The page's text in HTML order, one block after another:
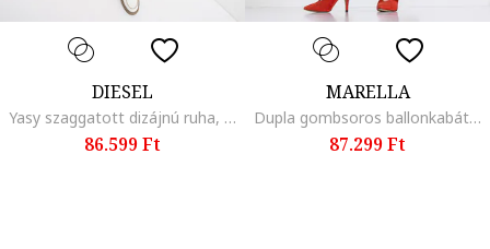
DIESEL
Yasy szaggatott dizájnú ruha, Világosbarna
86.599 Ft
MARELLA
Dupla gombsoros ballonkabát, Világosbarna
87.299 Ft